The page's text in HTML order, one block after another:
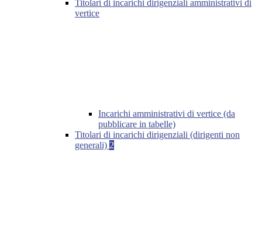
Titolari di incarichi dirigenziali amministrativi di
vertice
Incarichi amministrativi di vertice (da
pubblicare in tabelle)
Titolari di incarichi dirigenziali (dirigenti non
generali) 2